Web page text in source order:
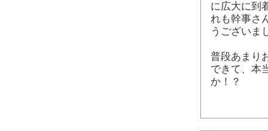
に広大に到
れも幹事さ
うございま
普段あまり
できて、本
か！？